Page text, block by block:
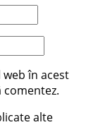
în acest
alte